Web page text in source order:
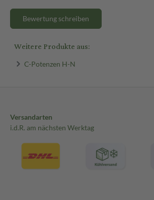
Bewertung schreiben
Weitere Produkte aus:
C-Potenzen H-N
Versandarten
i.d.R. am nächsten Werktag